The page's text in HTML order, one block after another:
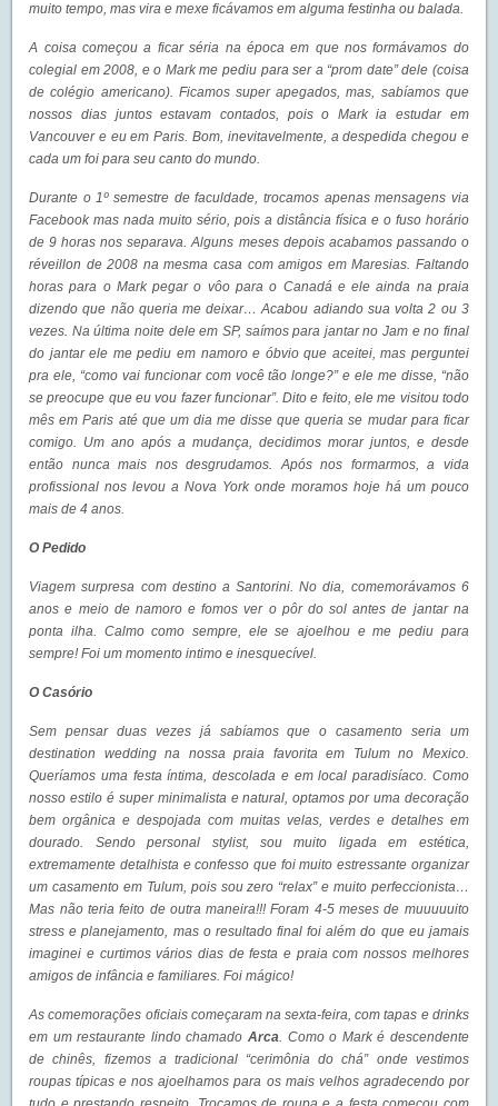
muito tempo, mas vira e mexe ficávamos em alguma festinha ou balada.
A coisa começou a ficar séria na época em que nos formávamos do
colegial em 2008, e o Mark me pediu para ser a “prom date” dele (coisa
de colégio americano). Ficamos super apegados, mas, sabíamos que
nossos dias juntos estavam contados, pois o Mark ia estudar em
Vancouver e eu em Paris. Bom, inevitavelmente, a despedida chegou e
cada um foi para seu canto do mundo.
Durante o 1º semestre de faculdade, trocamos apenas mensagens via
Facebook mas nada muito sério, pois a distância física e o fuso horário
de 9 horas nos separava. Alguns meses depois acabamos passando o
réveillon de 2008 na mesma casa com amigos em Maresias. Faltando
horas para o Mark pegar o vôo para o Canadá e ele ainda na praia
dizendo que não queria me deixar… Acabou adiando sua volta 2 ou 3
vezes. Na última noite dele em SP, saímos para jantar no Jam e no final
do jantar ele me pediu em namoro e óbvio que aceitei, mas perguntei
pra ele, “como vai funcionar com você tão longe?” e ele me disse, “não
se preocupe que eu vou fazer funcionar”. Dito e feito, ele me visitou todo
mês em Paris até que um dia me disse que queria se mudar para ficar
comigo. Um ano após a mudança, decidimos morar juntos, e desde
então nunca mais nos desgrudamos. Após nos formarmos, a vida
profissional nos levou a Nova York onde moramos hoje há um pouco
mais de 4 anos.
O Pedido
Viagem surpresa com destino a Santorini. No dia, comemorávamos 6
anos e meio de namoro e fomos ver o pôr do sol antes de jantar na
ponta ilha. Calmo como sempre, ele se ajoelhou e me pediu para
sempre! Foi um momento intimo e inesquecível.
O Casório
Sem pensar duas vezes já sabíamos que o casamento seria um
destination wedding na nossa praia favorita em Tulum no Mexico.
Queríamos uma festa íntima, descolada e em local paradisíaco. Como
nosso estilo é super minimalista e natural, optamos por uma decoração
bem orgânica e despojada com muitas velas, verdes e detalhes em
dourado. Sendo personal stylist, sou muito ligada em estética,
extremamente detalhista e confesso que foi muito estressante organizar
um casamento em Tulum, pois sou zero “relax” e muito perfeccionista…
Mas não teria feito de outra maneira!!! Foram 4-5 meses de muuuuuito
stress e planejamento, mas o resultado final foi além do que eu jamais
imaginei e curtimos vários dias de festa e praia com nossos melhores
amigos de infância e familiares. Foi mágico!
As comemorações oficiais começaram na sexta-feira, com tapas e drinks
em um restaurante lindo chamado Arca. Como o Mark é descendente
de chinês, fizemos a tradicional “cerimônia do chá” onde vestimos
roupas típicas e nos ajoelhamos para os mais velhos agradecendo por